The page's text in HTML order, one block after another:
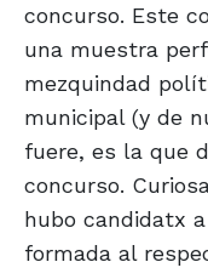
concurso. Este
una muestra
mezquindad
municipal (y de
fuere, es la que
concurso.
hubo candidatx
formada al